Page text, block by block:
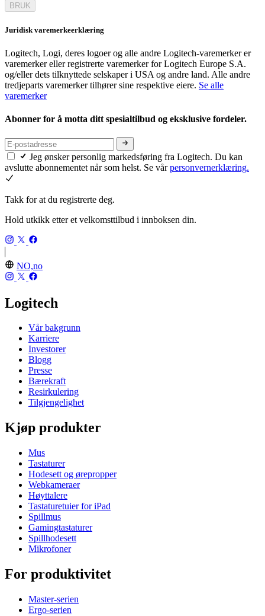
BRUK
Juridisk varemerkeerklæring
Logitech, Logi, deres logoer og alle andre Logitech-varemerker er
varemerker eller registrerte varemerker for Logitech Europe S.A.
og/eller dets tilknyttede selskaper i USA og andre land. Alle andre
tredjeparts varemerker tilhører sine respektive eiere. Se alle
varemerker
Abonner for å motta ditt spesialtilbud og eksklusive fordeler.
Jeg ønsker personlig markedsføring fra Logitech. Du kan
avslutte abonnementet når som helst. Se vårpersonvernerklæring.
Takk for at du registrerte deg.
Hold utkikk etter et velkomsttilbud i innboksen din.
NO,no
Logitech
Vår bakgrunn
Karriere
Investorer
Blogg
Presse
Bærekraft
Resirkulering
Tilgjengelighet
Kjøp produkter
Mus
Tastaturer
Hodesett og ørepropper
Webkameraer
Høyttalere
Tastaturetuier for iPad
Spillmus
Gamingtastaturer
Spillhodesett
Mikrofoner
For produktivitet
Master-serien
Ergo-serien